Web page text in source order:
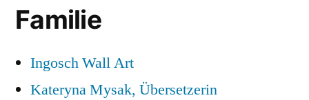
Familie
Ingosch Wall Art
Kateryna Mysak, Übersetzerin